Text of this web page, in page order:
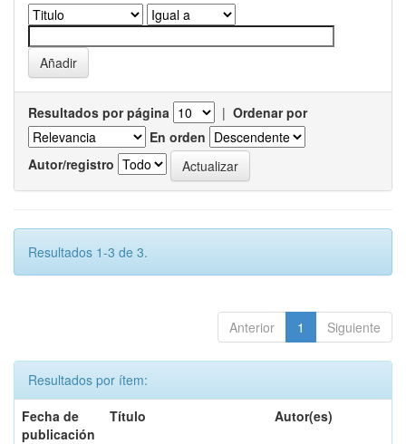
Resultados por página | Ordenar por
En orden
Autor/registro
Resultados 1-3 de 3.
Anterior 1 Siguiente
Resultados por ítem:
Fecha de
publicación
Título Autor(es)